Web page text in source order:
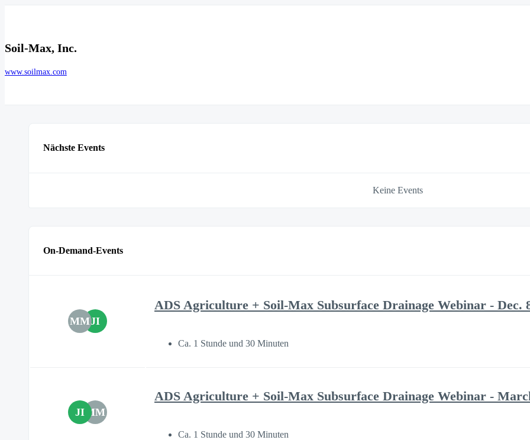
Soil-Max, Inc.
www.soilmax.com
Nächste Events
Keine Events
On-Demand-Events
MMJI
ADS Agriculture + Soil-Max Subsurface Drainage Webinar - Dec.
Ca. 1 Stunde und 30 Minuten
JI MM
ADS Agriculture + Soil-Max Subsurface Drainage Webinar -
Ca. 1 Stunde und 30 Minuten